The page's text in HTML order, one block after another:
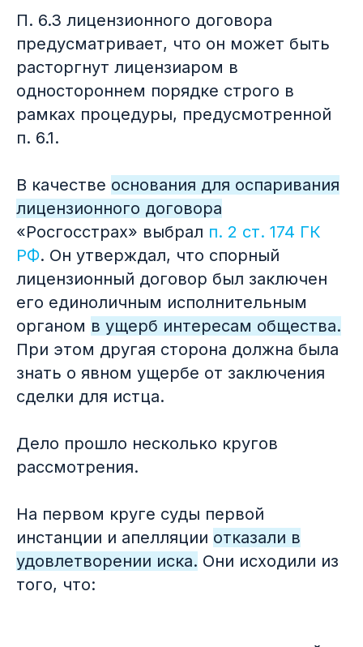
П. 6.3 лицензионного договора
предусматривает, что он может быть
расторгнут лицензиаром в
одностороннем порядке строго в
рамках процедуры, предусмотренной
п. 6.1.
В качестве основания для оспаривания
лицензионного договора
«Росгосстрах» выбрал п. 2 ст. 174 ГК
РФ. Он утверждал, что спорный
лицензионный договор был заключен
его единоличным исполнительным
органом в ущерб интересам общества.
При этом другая сторона должна была
знать о явном ущербе от заключения
сделки для истца.
Дело прошло несколько кругов
рассмотрения.
На первом круге суды первой
инстанции и апелляции отказали в
удовлетворении иска. Они исходили из
того, что: